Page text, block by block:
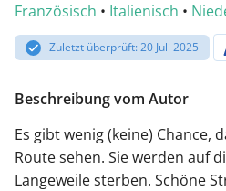
Französisch • Italienisch •
Zuletzt überprüft: 20 Juli 2025
Beschreibung vom Autor
Es gibt wenig (keine) Chance,
Route sehen. Sie werden auf
Langeweile sterben. Schöne